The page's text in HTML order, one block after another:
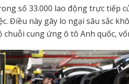
số 33.000 lao động trực tiếp
Điều này gây lo ngại sâu sắc
chuỗi cung ứng ô tô Anh quốc,